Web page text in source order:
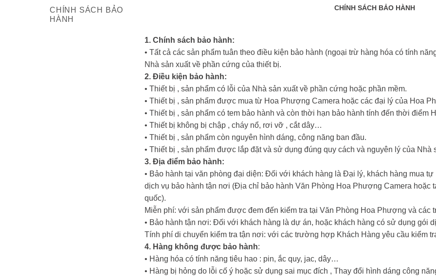
CHÍNH SÁCH BẢO
HÀNH
CHÍNH SÁCH BẢO HÀNH
1. Chính sách bảo hành:
• Tất cả các sản phẩm tuân theo điều kiện bảo hành (ngoại trừ hàng hóa có tính
Nhà sản xuất về phần cứng của thiết bị.
2. Điều kiện bảo hành:
• Thiết bị , sản phẩm có lỗi của Nhà sản xuất về phần cứng hoặc phần mềm.
• Thiết bị , sản phẩm được mua từ Hoa Phượng Camera hoặc các đại lý của Hoa
• Thiết bị , sản phẩm có tem bảo hành và còn thời hạn bảo hành tính đến thời điểm
• Thiết bị không bị chập , cháy nổ, rơi vỡ , cắt dây…
• Thiết bị , sản phẩm còn nguyên hình dáng, công năng ban đầu.
• Thiết bị , sản phẩm được lắp đặt và sử dụng đúng quy cách và nguyên lý của Nhà
3. Địa điểm bảo hành:
• Bảo hành tại văn phòng đại diện: Đối với khách hàng là Đại lý, khách hàng mua
dịch vụ bảo hành tận nơi (Địa chỉ bảo hành Văn Phòng Hoa Phượng Camera hoặc
quốc).
Miễn phí: với sản phẩm được đem đến kiểm tra tại Văn Phòng Hoa Phượng và các
• Bảo hành tận nơi: Đối với khách hàng là dự án, hoặc khách hàng có sử dụng gói
Tính phí di chuyển kiểm tra tận nơi: với các trường hợp Khách Hàng yêu cầu kiểm
4. Hàng không được bảo hành:
• Hàng hóa có tính năng tiêu hao : pin, ắc quy, jac, dây…
• Hàng bị hỏng do lỗi cố ý hoặc sử dụng sai mục đích , Thay đổi hình dáng công